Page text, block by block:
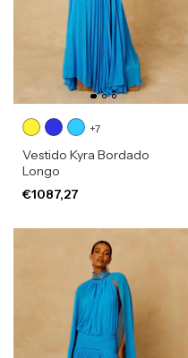
+7
Vestido Kyra Bordado
Longo
€1087,27